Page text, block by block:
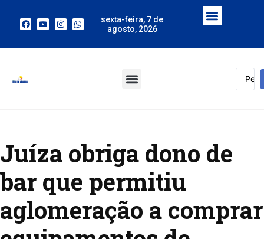
sexta-feira, 7 de
agosto, 2026
Juíza obriga dono de
bar que permitiu
aglomeração a comprar